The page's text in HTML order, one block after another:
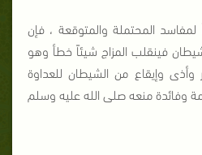
المحتملة والمتوقعة ، فإن
فينقلب المزاج شيئاً خطأ وهو
وإيقاع من الشيطان للعداوة
وفائدة منعه صلى الله عليه وسلم